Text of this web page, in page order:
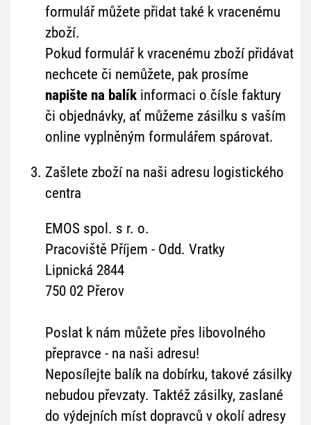
formulář můžete přidat také k vracenému
zboží.
Pokud formulář k vracenému zboží přidávat
nechcete či nemůžete, pak prosíme
napište na balík informaci o čísle faktury
či objednávky, ať můžeme zásilku s vaším
online vyplněným formulářem spárovat.
Zašlete zboží na naši adresu logistického
centra
EMOS spol. s r. o.
Pracoviště Příjem - Odd. Vratky
Lipnická 2844
750 02 Přerov
Poslat k nám můžete přes libovolného
přepravce - na naši adresu!
Neposílejte balík na dobírku, takové zásilky
nebudou převzaty. Taktéž zásilky, zaslané
do výdejních míst dopravců v okolí adresy